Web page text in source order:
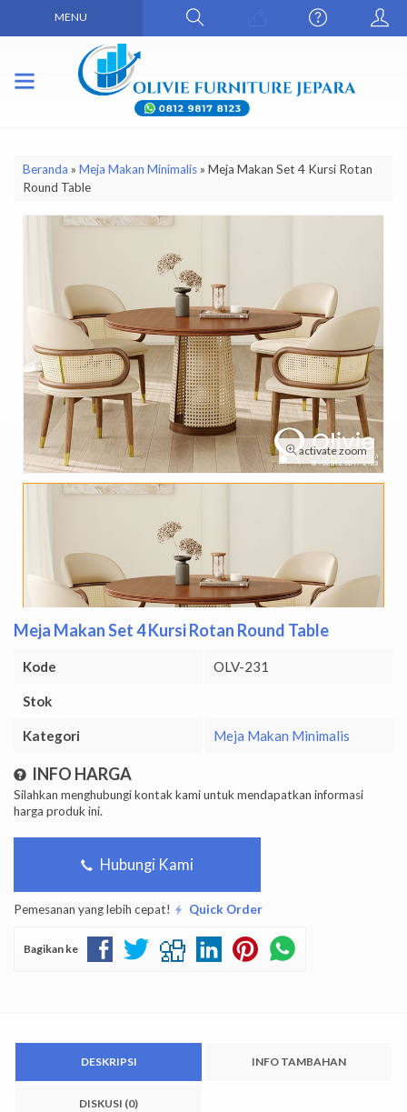
MENU
Beranda » Meja Makan Minimalis» Meja Makan Set 4 Kursi Rotan
Round Table
activate zoom
Meja Makan Set 4 Kursi Rotan Round Table
Kode OLV-231
Stok
Kategori Meja Makan Minimalis
INFO HARGA
Silahkan menghubungi kontak kami untuk mendapatkan informasi
harga produk ini.
Hubungi Kami
Pemesanan yang lebih cepat! Quick Order
Bagikan ke
DESKRIPSI INFO TAMBAHAN
DISKUSI (0)